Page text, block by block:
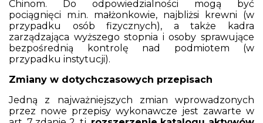
Chinom. Do odpowiedzialności mogą być
pociągnięci m.in. małżonkowie, najbliżsi krewni (w
przypadku osób fizycznych), a także kadra
zarządzająca wyższego stopnia i osoby sprawujące
bezpośrednią kontrolę nad podmiotem (w
przypadku instytucji).
Zmiany w dotychczasowych przepisach
Jedną z najważniejszych zmian wprowadzonych
przez nowe przepisy wykonawcze jest zawarte w